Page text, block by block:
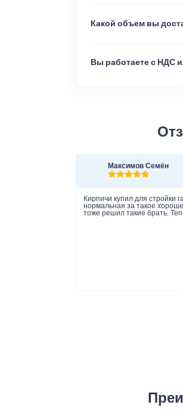
Какой объем вы
Вы работаете с НДС
Максимов Семён
Кирпичи купил для стройки
нормальная за такое
тоже решил такие брать.